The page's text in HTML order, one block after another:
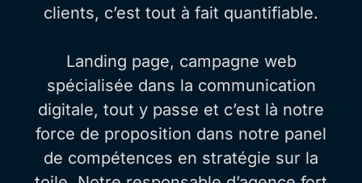
clients, c’est tout à fait quantifiable.
Landing page, campagne web
spécialisée dans la communication
digitale, tout y passe et c’est là notre
force de proposition dans notre panel
de compétences en stratégie sur la